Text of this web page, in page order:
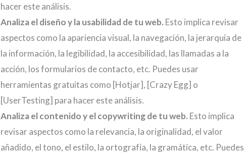
hacer este análisis.
Analiza el diseño y la usabilidad de tu web. Esto implica revisar
aspectos como la apariencia visual, la navegación, la jerarquía de
la información, la legibilidad, la accesibilidad, las llamadas a la
acción, los formularios de contacto, etc. Puedes usar
herramientas gratuitas como [Hotjar], [Crazy Egg] o
[UserTesting] para hacer este análisis.
Analiza el contenido y el copywriting de tu web. Esto implica
revisar aspectos como la relevancia, la originalidad, el valor
añadido, el tono, el estilo, la ortografía, la gramática, etc. Puedes